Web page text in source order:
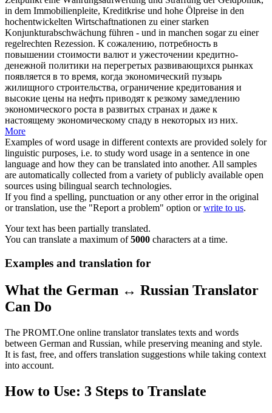
in dem Immobilienpleite, Kreditkrise und hohe Ölpreise in den
hochentwickelten Wirtschaftnationen zu einer starken
Konjunkturabschwächung führen - und in manchen sogar zu einer
regelrechten Rezession. К сожалению, потребность в
повышении стоимости валют и ужесточении кредитно-
денежной политики на перегретых развивающихся рынках
появляется в то время, когда экономический пузырь
жилищного строительства, ограничение кредитования и
высокие цены на нефть приводят к резкому замедлению
экономического роста в развитых странах и даже к
настоящему экономическому спаду в некоторых из них.
More
Examples of word usage in different contexts are provided solely for
linguistic purposes, i.e. to study word usage in a sentence in one
language and how they can be translated into another. All samples
are automatically collected from a variety of publicly available open
sources using bilingual search technologies.
If you find a spelling, punctuation or any other error in the original
or translation, use the "Report a problem" option orwrite to us.
Your text has been partially translated.
You can translate a maximum of5000 characters at a time.
Examples and translation for
What the German ↔ Russian Translator
Can Do
The PROMT.One online translator translates texts and words
between German and Russian, while preserving meaning and style.
It is fast, free, and offers translation suggestions while taking context
into account.
How to Use: 3 Steps to Translate